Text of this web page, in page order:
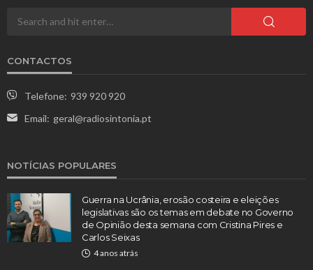
CONTACTOS
Telefone: 939 920 920
Email: geral@radiosintonia.pt
NOTÍCIAS POPULARES
Guerra na Ucrânia, erosão costeira e eleições
legislativas são os temas em debate no Governo
de Opinião desta semana com Cristina Pires e
Carlos Seixas
4 anos atrás